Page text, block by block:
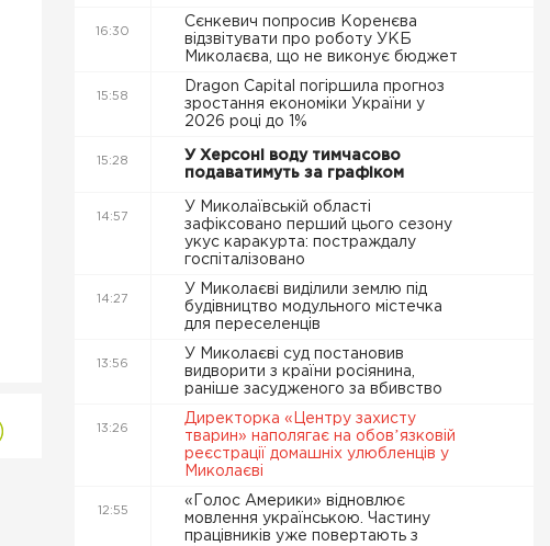
16:30
Сєнкевич попросив Коренєва
відзвітувати про роботу УКБ
Миколаєва, що не виконує бюджет
15:58
Dragon Capital погіршила прогноз
зростання економіки України у
2026 році до 1%
15:28
У Херсоні воду тимчасово
подаватимуть за графіком
14:57
У Миколаївській області
зафіксовано перший цього сезону
укус каракурта: постраждалу
госпіталізовано
14:27
У Миколаєві виділили землю під
будівництво модульного містечка
для переселенців
13:56
У Миколаєві суд постановив
видворити з країни росіянина,
раніше засудженого за вбивство
13:26
Директорка «Центру захисту
тварин» наполягає на обовʼязковій
реєстрації домашніх улюбленців у
Миколаєві
12:55
«Голос Америки» відновлює
мовлення українською. Частину
працівників уже повертають з